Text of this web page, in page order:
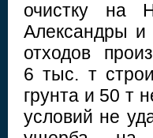
очистку на
Александры и
отходов
6 тыс. т
грунта и 50 т
условий не